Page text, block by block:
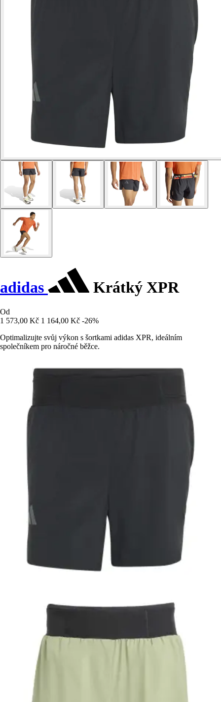
adidas Krátký XPR
Od
1 573,00 Kč 1 164,00 Kč -26%
Optimalizujte svůj výkon s šortkami adidas XPR, ideálním
společníkem pro náročné běžce.